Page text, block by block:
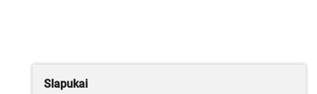
Slapukai